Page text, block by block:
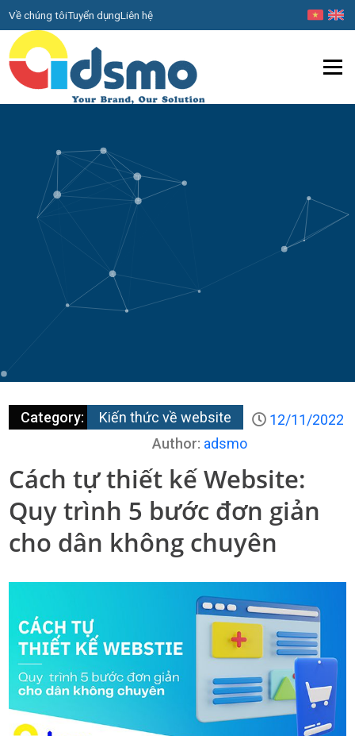
Về chúng tôiTuyển dụngLiên hệ
Category: Kiến thức về website
12/11/2022
Author: adsmo
Cách tự thiết kế Website:
Quy trình 5 bước đơn giản
cho dân không chuyên